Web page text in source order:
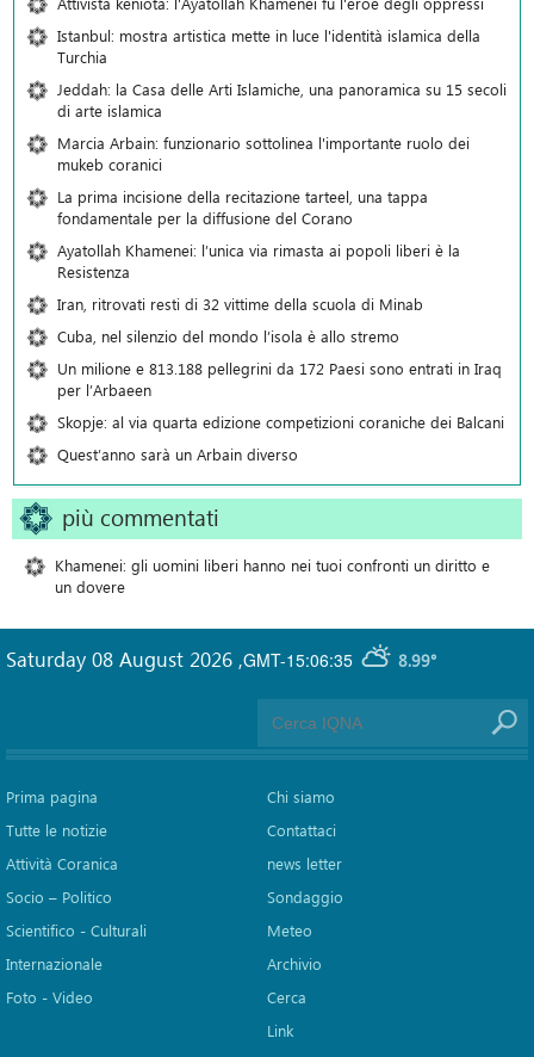
Istanbul: mostra artistica mette in luce l'identità islamica della
Turchia
Jeddah: la Casa delle Arti Islamiche, una panoramica su 15 secoli
di arte islamica
Marcia Arbain: funzionario sottolinea l'importante ruolo dei
mukeb coranici
La prima incisione della recitazione tarteel, una tappa
fondamentale per la diffusione del Corano
Ayatollah Khamenei: l’unica via rimasta ai popoli liberi è la
Resistenza
Iran, ritrovati resti di 32 vittime della scuola di Minab
Cuba, nel silenzio del mondo l’isola è allo stremo
Un milione e 813.188 pellegrini da 172 Paesi sono entrati in Iraq
per l’Arbaeen
Skopje: al via quarta edizione competizioni coraniche dei Balcani
Quest’anno sarà un Arbain diverso
più commentati
Khamenei: gli uomini liberi hanno nei tuoi confronti un diritto e
un dovere
GMT-15:06:35 8.99°
Saturday 08 August 2026 ,
Prima pagina
Tutte le notizie
Attività Coranica
Socio – Politico
Scientifico - Culturali
Internazionale
Foto - Video
Chi siamo
Contattaci
news letter
Sondaggio
Meteo
Archivio
Cerca
Link